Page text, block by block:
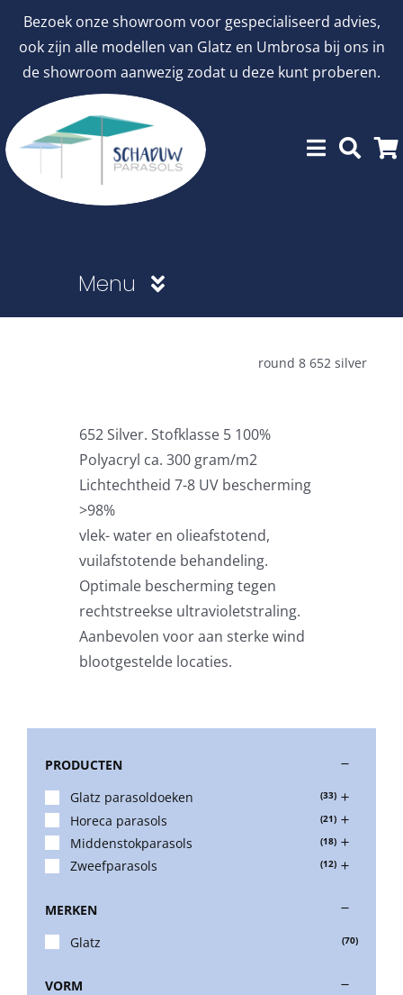
Bezoek onze showroom voor gespecialiseerd advies,
ook zijn alle modellen van Glatz en Umbrosa bij ons in
de showroom aanwezig zodat u deze kunt proberen.
inhoud
Menu
Zweefparasols
Horeca parasols
Muurparasols
Parasolvoeten
Balkonklemmen
Verlichting
round 8 652 silver
652 Silver. Stofklasse 5 100%
Polyacryl ca. 300 gram/m2
Lichtechtheid 7-8 UV bescherming
>98%
vlek- water en olieafstotend,
vuilafstotende behandeling.
Optimale bescherming tegen
rechtstreekse ultravioletstraling.
Aanbevolen voor aan sterke wind
blootgestelde locaties.
PRODUCTEN
Glatz parasoldoeken
(33)
Horeca parasols (21)
Middenstokparasols (18)
Zweefparasols (12)
MERKEN
Glatz
(70)
VORM